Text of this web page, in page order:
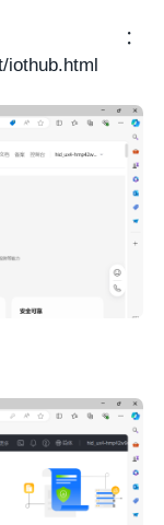
iothub.html